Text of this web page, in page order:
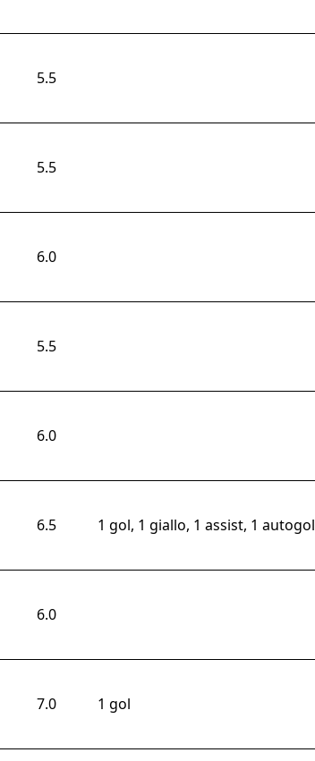
5.5
5.5
6.0
5.5
6.0
6.5 1 gol, 1 giallo, 1 assist, 1 autogol
6.0
7.0 1 gol